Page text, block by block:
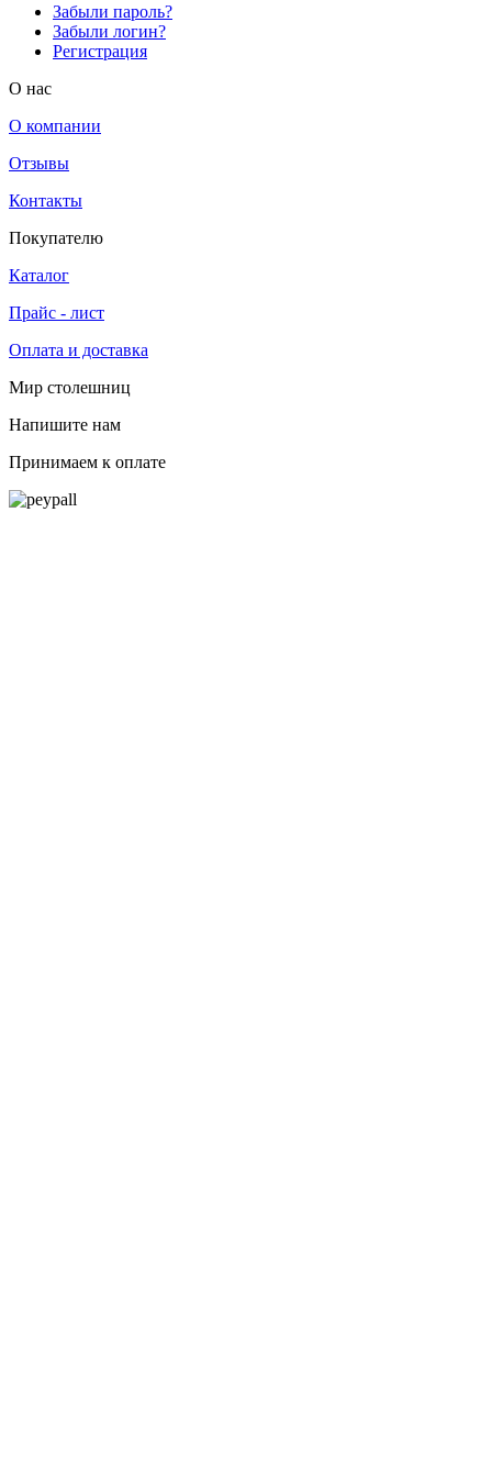
Забыли пароль?
Забыли логин?
Регистрация
O нас
О компании
Отзывы
Контакты
Покупателю
Каталог
Прайс - лист
Оплата и доставка
Мир столешниц
Напишите нам
Принимаем к оплате